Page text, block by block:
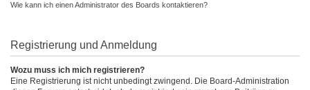
Wie kann ich einen Administrator des Boards kontaktieren?
Registrierung und Anmeldung
Wozu muss ich mich registrieren?
Eine Registrierung ist nicht unbedingt zwingend. Die Board-Administration